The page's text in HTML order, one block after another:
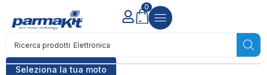
Seleziona la tua moto
Ricerca prodotti Elettronica
0